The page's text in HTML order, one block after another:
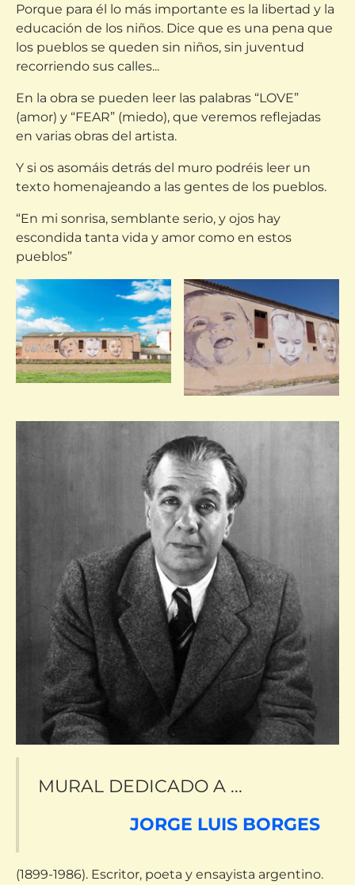
Porque para él lo más importante es la libertad y la
educación de los niños. Dice que es una pena que
los pueblos se queden sin niños, sin juventud
recorriendo sus calles...
En la obra se pueden leer las palabras “LOVE”
(amor) y “FEAR” (miedo), que veremos reflejadas
en varias obras del artista.
Y si os asomáis detrás del muro podréis leer un
texto homenajeando a las gentes de los pueblos.
“En mi sonrisa, semblante serio, y ojos hay
escondida tanta vida y amor como en estos
pueblos”
MURAL DEDICADO A ...
JORGE LUIS BORGES
(1899-1986). Escritor, poeta y ensayista argentino.